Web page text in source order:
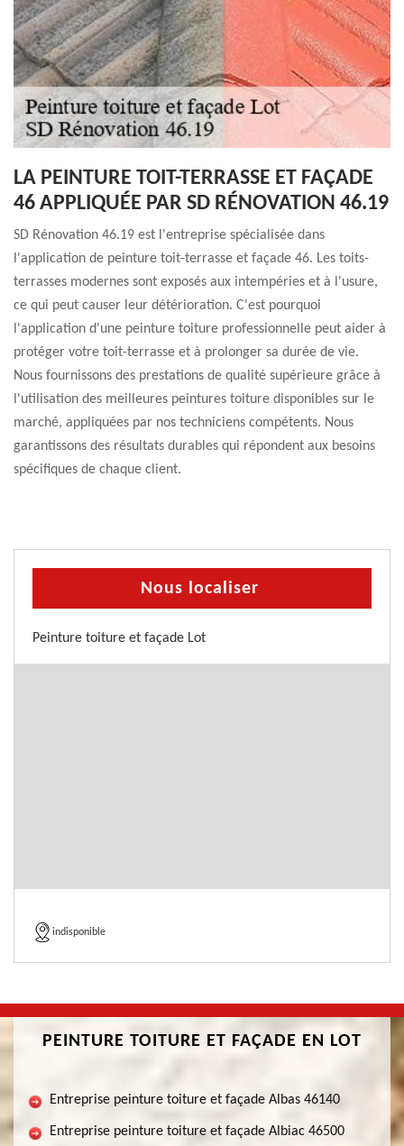
LA PEINTURE TOIT-TERRASSE ET FAÇADE
46 APPLIQUÉE PAR SD RÉNOVATION 46.19
SD Rénovation 46.19 est l'entreprise spécialisée dans
l'application de peinture toit-terrasse et façade 46. Les toits-
terrasses modernes sont exposés aux intempéries et à l'usure,
ce qui peut causer leur détérioration. C'est pourquoi
l'application d'une peinture toiture professionnelle peut aider à
protéger votre toit-terrasse et à prolonger sa durée de vie.
Nous fournissons des prestations de qualité supérieure grâce à
l'utilisation des meilleures peintures toiture disponibles sur le
marché, appliquées par nos techniciens compétents. Nous
garantissons des résultats durables qui répondent aux besoins
spécifiques de chaque client.
Nous localiser
Peinture toiture et façade Lot
indisponible
PEINTURE TOITURE ET FAÇADE EN LOT
Entreprise peinture toiture et façade Albas 46140
Entreprise peinture toiture et façade Albiac 46500